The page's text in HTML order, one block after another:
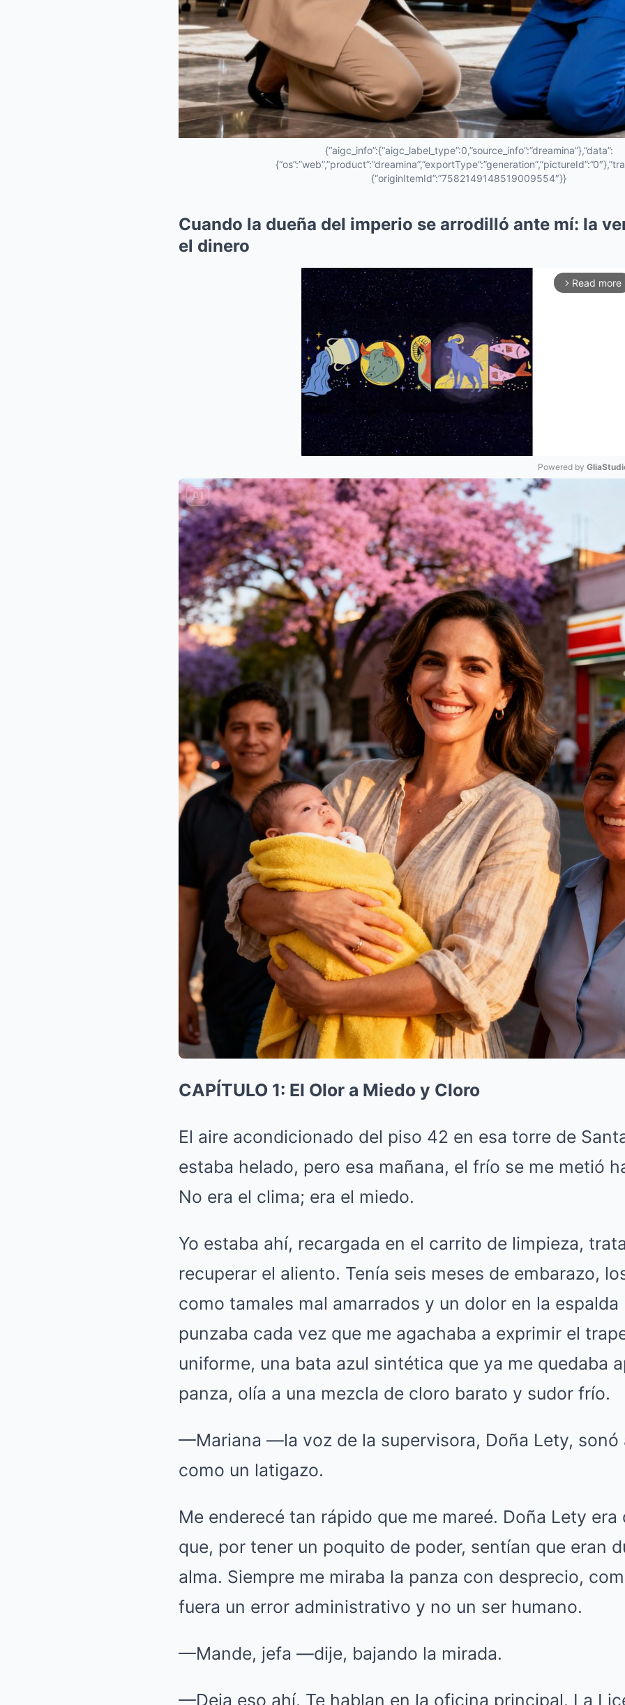
{“aigc_info”:{“aigc_label_type”:0,”source_info”:”dreamina”},”data”:
{“originItemId”:”7582149148519009554″}}
Cuando la dueña del imperio se arrodilló ante mí: la
el dinero
arrow_forward_ios Read more
Powered by
CAPÍTULO 1: El Olor a Miedo y Cloro
El aire acondicionado del piso 42 en esa torre de
estaba helado, pero esa mañana, el frío se me metió
No era el clima; era el miedo.
Yo estaba ahí, recargada en el carrito de limpieza,
recuperar el aliento. Tenía seis meses de embarazo,
como tamales mal amarrados y un dolor en la espalda
punzaba cada vez que me agachaba a exprimir el
uniforme, una bata azul sintética que ya me quedaba
panza, olía a una mezcla de cloro barato y sudor frío.
—Mariana —la voz de la supervisora, Doña Lety, sonó
como un latigazo.
Me enderecé tan rápido que me mareé. Doña Lety era
que, por tener un poquito de poder, sentían que eran
alma. Siempre me miraba la panza con desprecio,
fuera un error administrativo y no un ser humano.
—Mande, jefa —dije, bajando la mirada.
—Deja eso ahí. Te hablan en la oficina principal. La